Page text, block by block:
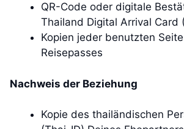
QR-Code oder digitale
Thailand Digital Arrival Card
Kopien jeder benutzten
Reisepasses
Nachweis der Beziehung
Kopie des thailändischen